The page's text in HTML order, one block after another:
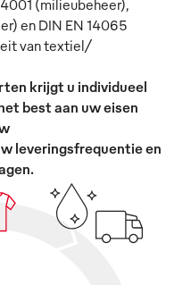
(milieubeheer),
en DIN EN 14065
van textiel/
krijgt u individueel
best aan uw eisen
leveringsfrequentie en